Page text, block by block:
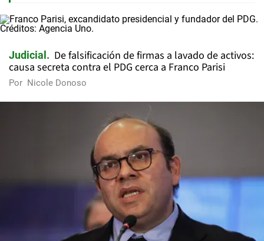
Judicial
De falsificación de firmas a lavado de activos:
causa secreta contra el PDG cerca a Franco Parisi
Por Nicole Donoso